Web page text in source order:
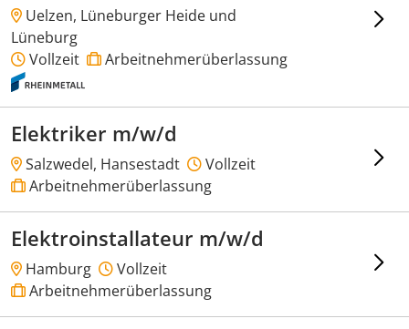
Uelzen, Lüneburger Heide und
Lüneburg
Vollzeit
Arbeitnehmerüberlassung
Elektriker m/w/d
Salzwedel, Hansestadt
Vollzeit
Arbeitnehmerüberlassung
Elektroinstallateur m/w/d
Hamburg
Vollzeit
Arbeitnehmerüberlassung